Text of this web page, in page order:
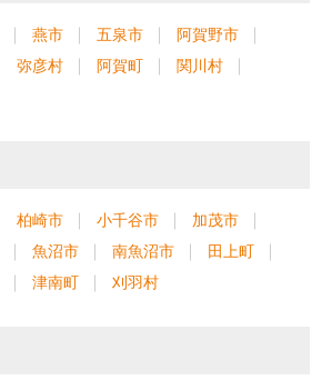
燕市 五泉市
阿賀野市
弥彦村 阿賀町
関川村
柏崎市 小千谷市
加茂市
魚沼市 南魚沼市
田上町
津南町 刈羽村